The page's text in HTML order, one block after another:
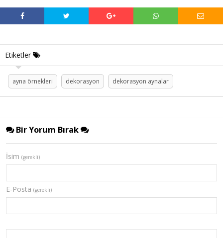
Etiketler
ayna örnekleri dekorasyon dekorasyon aynalar
Bir Yorum Bırak
İsim (gerekli)
E-Posta (gerekli)